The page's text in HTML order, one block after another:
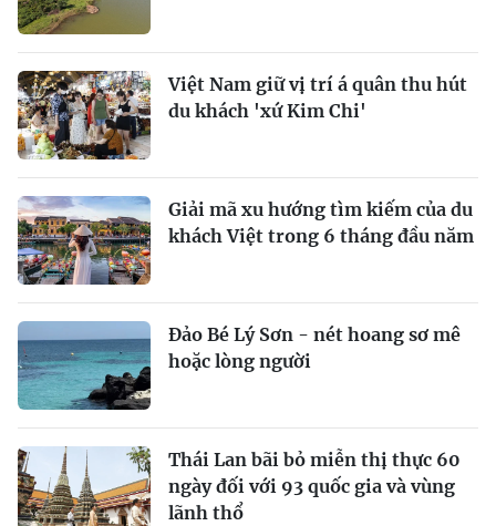
Việt Nam giữ vị trí á quân thu hút
du khách 'xứ Kim Chi'
Giải mã xu hướng tìm kiếm của du
khách Việt trong 6 tháng đầu năm
Đảo Bé Lý Sơn - nét hoang sơ mê
hoặc lòng người
Thái Lan bãi bỏ miễn thị thực 60
ngày đối với 93 quốc gia và vùng
lãnh thổ